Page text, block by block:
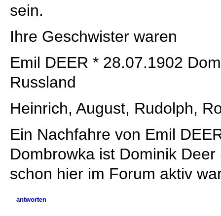
sein.
Ihre Geschwister waren
Emil DEER * 28.07.1902
Russland
Heinrich, August, Rudolph,
Ein Nachfahre von Emil
Dombrowka ist Dominik
schon hier im Forum aktiv
antworten